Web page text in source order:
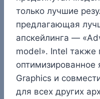
только лучшие
предлагающая
апскейлинга —
model». Intel также
Graphics и
для всех других